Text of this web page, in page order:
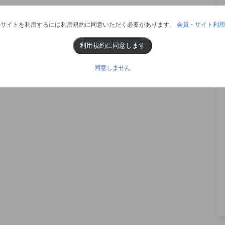
イトを利用するには利用規約に同意いただく必要があります。 会員・サイト利
利用規約に同意します
同意しません